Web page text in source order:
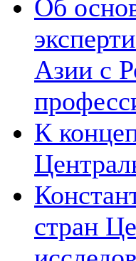
Об
Азии с
К
стран